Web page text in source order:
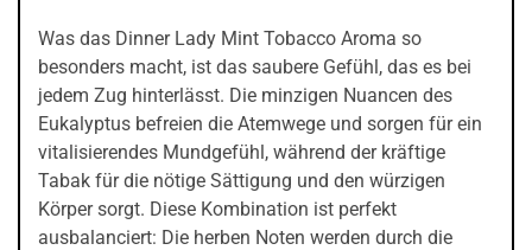
Was das Dinner Lady Mint Tobacco Aroma so
besonders macht, ist das saubere Gefühl, das es bei
jedem Zug hinterlässt. Die minzigen Nuancen des
Eukalyptus befreien die Atemwege und sorgen für ein
vitalisierendes Mundgefühl, während der kräftige
Tabak für die nötige Sättigung und den würzigen
Körper sorgt. Diese Kombination ist perfekt
ausbalanciert: Die herben Noten werden durch die